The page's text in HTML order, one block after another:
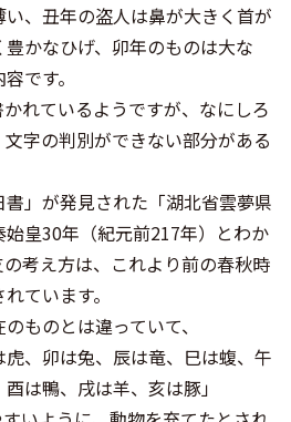
い、丑年の盗人は鼻が大きく首が
かなひげ、卯年のものは大な
です。
れているようですが、なにしろ
字の判別ができない部分がある
」が発見された「湖北省雲夢県
皇30年（紀元前217年）とわか
考え方は、これより前の春秋時
ています。
ものとは違っていて、
虎、卯は兔、辰は竜、巳は蝮、午
は鴨、戌は羊、亥は豚」